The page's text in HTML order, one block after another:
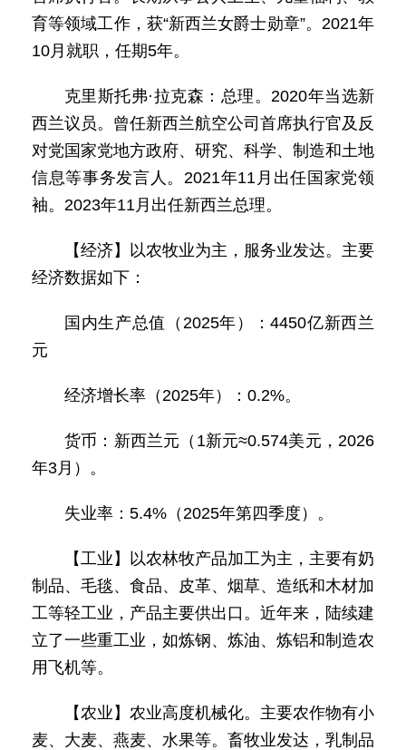
育等领域工作，获“新西兰女爵士勋章”。2021年
10月就职，任期5年。
克里斯托弗·拉克森：总理。2020年当选新
西兰议员。曾任新西兰航空公司首席执行官及反
对党国家党地方政府、研究、科学、制造和土地
信息等事务发言人。2021年11月出任国家党领
袖。2023年11月出任新西兰总理。
【经济】以农牧业为主，服务业发达。主要
经济数据如下：
国内生产总值（2025年）：4450亿新西兰
元
经济增长率（2025年）：0.2%。
货币：新西兰元（1新元≈0.574美元，2026
年3月）。
失业率：5.4%（2025年第四季度）。
【工业】以农林牧产品加工为主，主要有奶
制品、毛毯、食品、皮革、烟草、造纸和木材加
工等轻工业，产品主要供出口。近年来，陆续建
立了一些重工业，如炼钢、炼油、炼铝和制造农
用飞机等。
【农业】农业高度机械化。主要农作物有小
麦、大麦、燕麦、水果等。畜牧业发达，乳制品